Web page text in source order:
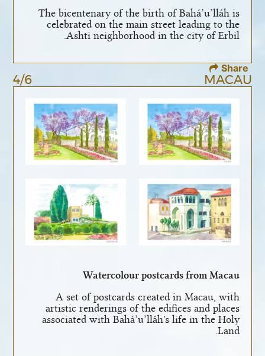
The bicentenary of the birth of Bahá’u’lláh is
celebrated on the main street leading to the
Ashti neighborhood in the city of Erbil.
Share
MACAU
4/6
Watercolour postcards from Macau
A set of postcards created in Macau, with
artistic renderings of the edifices and places
associated with Bahá’u’lláh's life in the Holy
Land.